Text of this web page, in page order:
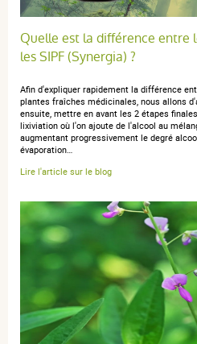
Excellent produit, je
Eric S.publié le 05 avril 2025 suite à
2025
5 / 5
très bien
O C.
publié le 27 janvier 2025 suite
2025
5 / 5
Quelle est la différence entre
les SIPF (Synergia) ?
Afin d'expliquer rapidement la différence
plantes fraîches médicinales, nous allons
ensuite, mettre en avant les 2 étapes
lixiviation où l'on ajoute de l'alcool au
augmentant progressivement le degré
évaporation…
Lire l'article sur le blog